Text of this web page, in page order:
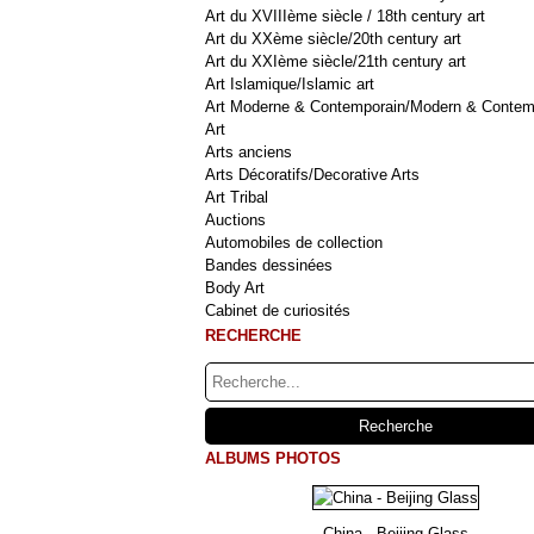
Art du XVIIIème siècle / 18th century art
Art du XXème siècle/20th century art
Art du XXIème siècle/21th century art
Art Islamique/Islamic art
Art Moderne & Contemporain/Modern &
Art
Arts anciens
Arts Décoratifs/Decorative Arts
Art Tribal
Auctions
Automobiles de collection
Bandes dessinées
Body Art
Cabinet de curiosités
RECHERCHE
ALBUMS PHOTOS